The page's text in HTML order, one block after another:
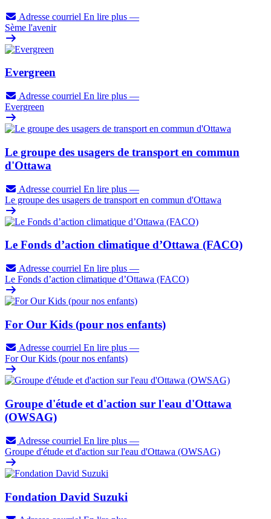
Adresse courriel En lire plus —
Sème l'avenir
Evergreen
Adresse courriel En lire plus —
Evergreen
Le groupe des usagers de transport en commun
d'Ottawa
Adresse courriel En lire plus —
Le groupe des usagers de transport en commun d'Ottawa
Le Fonds d’action climatique d’Ottawa (FACO)
Adresse courriel En lire plus —
Le Fonds d’action climatique d’Ottawa (FACO)
For Our Kids (pour nos enfants)
Adresse courriel En lire plus —
For Our Kids (pour nos enfants)
Groupe d'étude et d'action sur l'eau d'Ottawa
(OWSAG)
Adresse courriel En lire plus —
Groupe d'étude et d'action sur l'eau d'Ottawa (OWSAG)
Fondation David Suzuki